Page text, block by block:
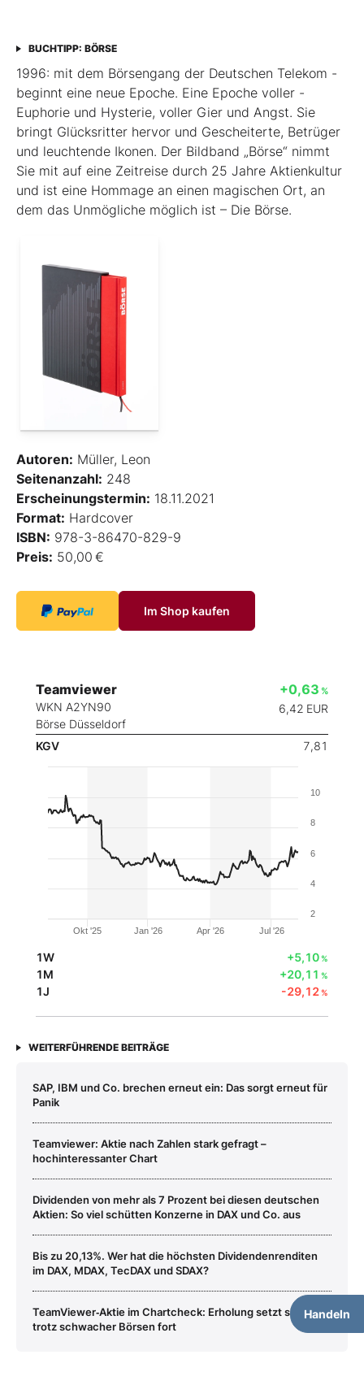
BUCHTIPP: BÖRSE
1996: mit dem ­Börsen­­gang der Deutschen Telekom ­
beginnt eine neue ­Epoche. Eine Epoche voller ­
Euphorie und Hysterie, ­voller Gier und Angst. Sie
bringt Glücksritter ­hervor und ­Gescheiterte, ­Betrüger
und leuchtende Ikonen. Der Bildband ­„Börse“ nimmt
Sie mit auf eine Zeit­reise durch 25 Jahre Aktienkultur
und ist eine Hommage an ­einen ­magischen Ort, an
dem das Unmögliche ­möglich ist – Die Börse.
Autoren: Müller, Leon
Seitenanzahl: 248
Erscheinungstermin: 18.11.2021
Format: Hardcover
ISBN: 978-3-86470-829-9
Preis: 50,00 €
Im Shop kaufen
Teamviewer
WKN A2YN90
Börse Düsseldorf
+0,63 %
6,42 EUR
KGV 7,81
Handeln
Okt '25 Jan '26 Apr '26 Jul '26
2
4
6
8
10
1W +5,10%
1M +20,11 %
1J -29,12%
WEITERFÜHRENDE BEITRÄGE
SAP, IBM und Co. brechen erneut ein: Das sorgt erneut für
Panik
Teamviewer: Aktie nach Zahlen stark gefragt –
hochinteressanter Chart
Dividenden von mehr als 7 Prozent bei diesen deutschen
Aktien: So viel schütten Konzerne in DAX und Co. aus
Bis zu 20,13%. Wer hat die höchsten Dividendenrenditen
im DAX, MDAX, TecDAX und SDAX?
TeamViewer‑Aktie im Chartcheck: Erholung setzt sich
trotz schwacher Börsen fort